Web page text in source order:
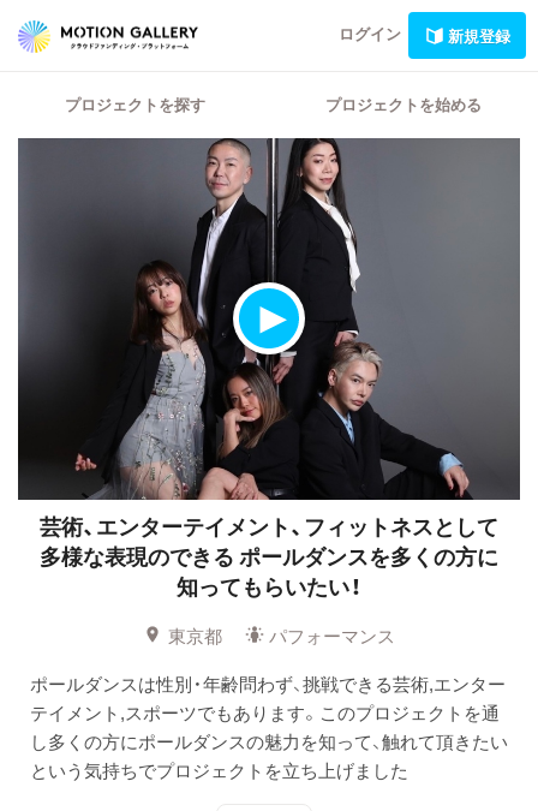
ログイン 新規登録
プロジェクトを探す プロジェクトを始める
芸術、エンターテイメント、フィットネスとして
多様な表現のできるポールダンスを多くの方に
知ってもらいたい！
東京都
パフォーマンス
ポールダンスは性別・年齢問わず、挑戦できる芸術,エンター
テイメント,スポーツでもあります。このプロジェクトを通
し多くの方にポールダンスの魅力を知って、触れて頂きたい
という気持ちでプロジェクトを立ち上げました